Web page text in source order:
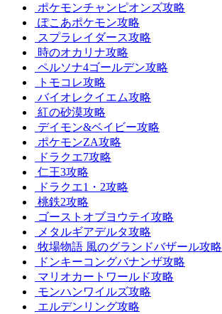
ポケモンチャンピオンズ攻略
ぽこあポケモン攻略
スプラレイダース攻略
時のオカリナ攻略
ペルソナ4ゴールデン攻略
トモコレ攻略
バイオレクイエム攻略
紅の砂漠攻略
デイモン&ベイビー攻略
ポケモンZA攻略
ドラクエ7攻略
仁王3攻略
ドラクエ1・2攻略
桃鉄2攻略
ゴーストオブヨウテイ攻略
メタルギアデルタ攻略
牧場物語 風のグランドバザール攻略
ドンキーコングバナンザ攻略
マリオカートワールド攻略
モンハンワイルズ攻略
エルデンリング攻略